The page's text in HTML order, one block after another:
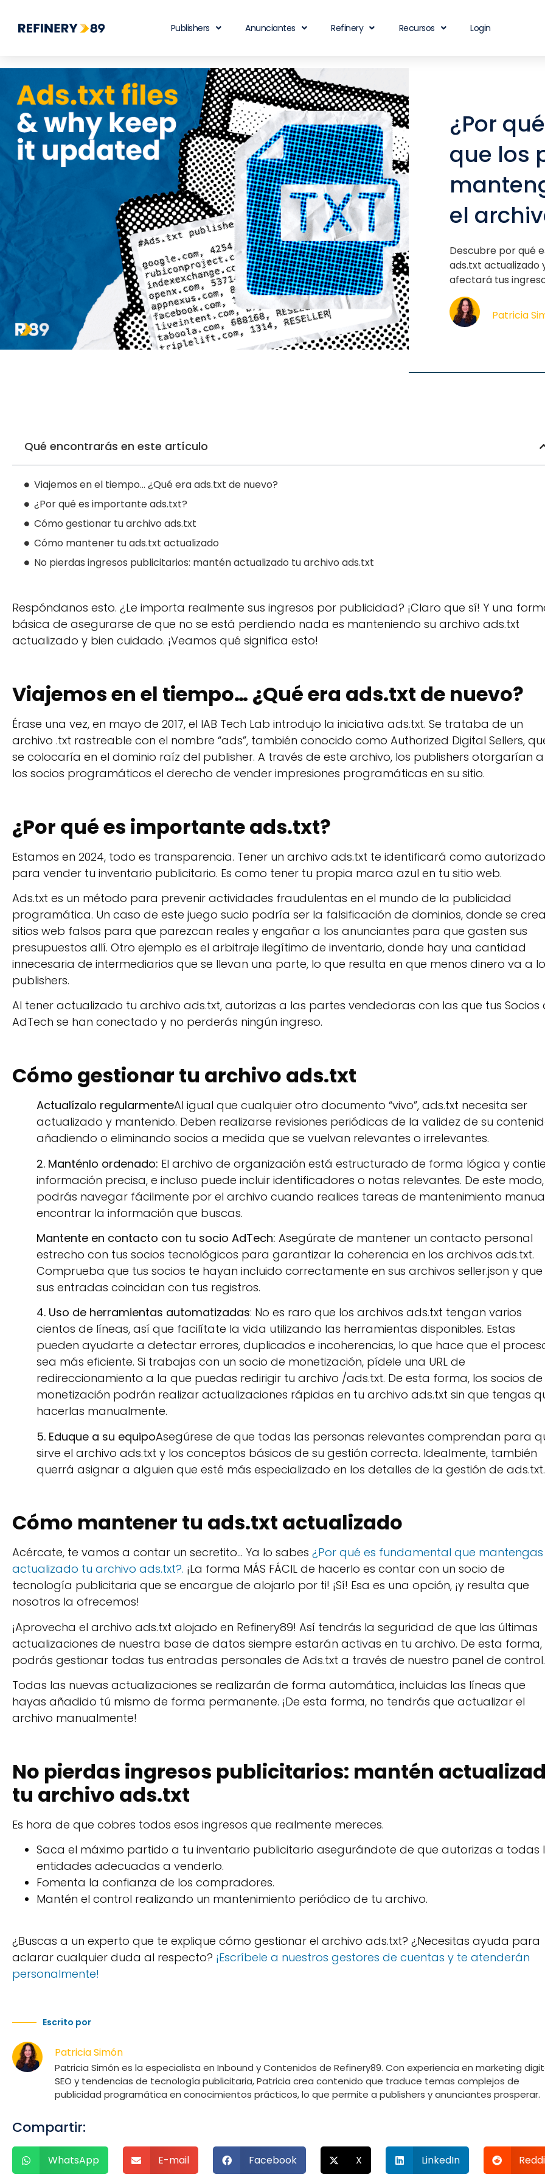
Publishers Anunciantes Refinery Recursos Login
¿Por
que los
el
Descubre por qué
ads.txt actualizado
afectará tus
Patricia
Qué encontrarás en este artículo
Viajemos en el tiempo… ¿Qué era ads.txt de nuevo?
¿Por qué es importante ads.txt?
Cómo gestionar tu archivo ads.txt
Cómo mantener tu ads.txt actualizado
No pierdas ingresos publicitarios: mantén actualizado tu archivo ads.txt
Respóndanos esto. ¿Le importa realmente sus ingresos por publicidad? ¡Claro que sí! Y una
básica de asegurarse de que no se está perdiendo nada es manteniendo su archivo ads.txt
actualizado y bien cuidado. ¡Veamos qué significa esto!
Viajemos en el tiempo… ¿Qué era ads.txt de nuevo?
Érase una vez, en mayo de 2017, el IAB Tech Lab introdujo la iniciativa ads.txt. Se trataba de un
archivo .txt rastreable con el nombre “ads”, también conocido como Authorized Digital Sellers,
se colocaría en el dominio raíz del publisher. A través de este archivo, los publishers otorgarían a
los socios programáticos el derecho de vender impresiones programáticas en su sitio.
¿Por qué es importante ads.txt?
Estamos en 2024, todo es transparencia. Tener un archivo ads.txt te identificará como autorizado
para vender tu inventario publicitario. Es como tener tu propia marca azul en tu sitio web.
Ads.txt es un método para prevenir actividades fraudulentas en el mundo de la publicidad
programática. Un caso de este juego sucio podría ser la falsificación de dominios, donde se
sitios web falsos para que parezcan reales y engañar a los anunciantes para que gasten sus
presupuestos allí. Otro ejemplo es el arbitraje ilegítimo de inventario, donde hay una cantidad
innecesaria de intermediarios que se llevan una parte, lo que resulta en que menos dinero va a
publishers.
Al tener actualizado tu archivo ads.txt, autorizas a las partes vendedoras con las que tus Socios
AdTech se han conectado y no perderás ningún ingreso.
Cómo gestionar tu archivo ads.txt
Actualízalo regularmenteAl igual que cualquier otro documento “vivo”, ads.txt necesita ser
actualizado y mantenido. Deben realizarse revisiones periódicas de la validez de su
añadiendo o eliminando socios a medida que se vuelvan relevantes o irrelevantes.
2. Manténlo ordenado: El archivo de organización está estructurado de forma lógica y
información precisa, e incluso puede incluir identificadores o notas relevantes. De este modo,
podrás navegar fácilmente por el archivo cuando realices tareas de mantenimiento
encontrar la información que buscas.
Mantente en contacto con tu socio AdTech: Asegúrate de mantener un contacto personal
estrecho con tus socios tecnológicos para garantizar la coherencia en los archivos ads.txt.
Comprueba que tus socios te hayan incluido correctamente en sus archivos seller.json y que
sus entradas coincidan con tus registros.
4. Uso de herramientas automatizadas: No es raro que los archivos ads.txt tengan varios
cientos de líneas, así que facilítate la vida utilizando las herramientas disponibles. Estas
pueden ayudarte a detectar errores, duplicados e incoherencias, lo que hace que el
sea más eficiente. Si trabajas con un socio de monetización, pídele una URL de
redireccionamiento a la que puedas redirigir tu archivo /ads.txt. De esta forma, los socios de
monetización podrán realizar actualizaciones rápidas en tu archivo ads.txt sin que tengas
hacerlas manualmente.
5. Eduque a su equipoAsegúrese de que todas las personas relevantes comprendan para
sirve el archivo ads.txt y los conceptos básicos de su gestión correcta. Idealmente, también
querrá asignar a alguien que esté más especializado en los detalles de la gestión de ads.txt.
Cómo mantener tu ads.txt actualizado
Acércate, te vamos a contar un secretito… Ya lo sabes ¿Por qué es fundamental que mantengas
actualizado tu archivo ads.txt?. ¡La forma MÁS FÁCIL de hacerlo es contar con un socio de
tecnología publicitaria que se encargue de alojarlo por ti! ¡Sí! Esa es una opción, ¡y resulta que
nosotros la ofrecemos!
¡Aprovecha el archivo ads.txt alojado en Refinery89! Así tendrás la seguridad de que las últimas
actualizaciones de nuestra base de datos siempre estarán activas en tu archivo. De esta forma,
podrás gestionar todas tus entradas personales de Ads.txt a través de nuestro panel de control.
Todas las nuevas actualizaciones se realizarán de forma automática, incluidas las líneas que
hayas añadido tú mismo de forma permanente. ¡De esta forma, no tendrás que actualizar el
archivo manualmente!
No pierdas ingresos publicitarios: mantén
tu archivo ads.txt
Es hora de que cobres todos esos ingresos que realmente mereces.
Saca el máximo partido a tu inventario publicitario asegurándote de que autorizas a todas
entidades adecuadas a venderlo.
Fomenta la confianza de los compradores.
Mantén el control realizando un mantenimiento periódico de tu archivo.
¿Buscas a un experto que te explique cómo gestionar el archivo ads.txt? ¿Necesitas ayuda para
aclarar cualquier duda al respecto? ¡Escríbele a nuestros gestores de cuentas y te atenderán
personalmente!
Escrito por
Patricia Simón
Patricia Simón es la especialista en Inbound y Contenidos de Refinery89. Con experiencia en marketing
SEO y tendencias de tecnología publicitaria, Patricia crea contenido que traduce temas complejos de
publicidad programática en conocimientos prácticos, lo que permite a publishers y anunciantes prosperar.
Compartir:
WhatsApp E-mail Facebook X LinkedIn